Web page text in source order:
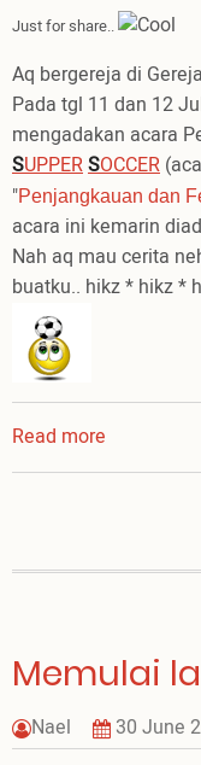
Just for share..
Aq bergereja di
Pada tgl 11 dan 12
mengadakan acara
SUPPERSOCCER
"Penjangkauan dan
acara ini kemarin
Nah aq mau cerita
buatku.. hikz * hikz *
Read more
Memulai
Nael
30 June